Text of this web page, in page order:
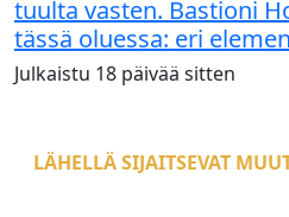
tuulta vasten. Bastioni
tässä oluessa: eri
Julkaistu 18 päivää sitten
LÄHELLÄ SIJAITSEVAT